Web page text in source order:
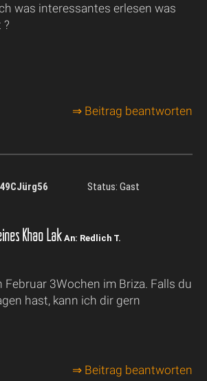
was interessantes erlesen was
?
⇒ Beitrag beantworten
49CJürg56
Status: Gast
Khao Lak An: Redlich T.
Februar 3Wochen im Briza. Falls du
hast, kann ich dir gern
⇒ Beitrag beantworten